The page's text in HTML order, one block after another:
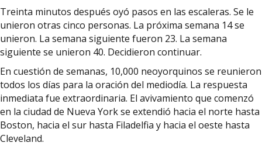
Treinta minutos después oyó pasos en las escaleras. Se le
unieron otras cinco personas. La próxima semana 14 se
unieron. La semana siguiente fueron 23. La semana
siguiente se unieron 40. Decidieron continuar.
En cuestión de semanas, 10,000 neoyorquinos se reunieron
todos los días para la oración del mediodía. La respuesta
inmediata fue extraordinaria. El avivamiento que comenzó
en la ciudad de Nueva York se extendió hacia el norte hasta
Boston, hacia el sur hasta Filadelfia y hacia el oeste hasta
Cleveland.